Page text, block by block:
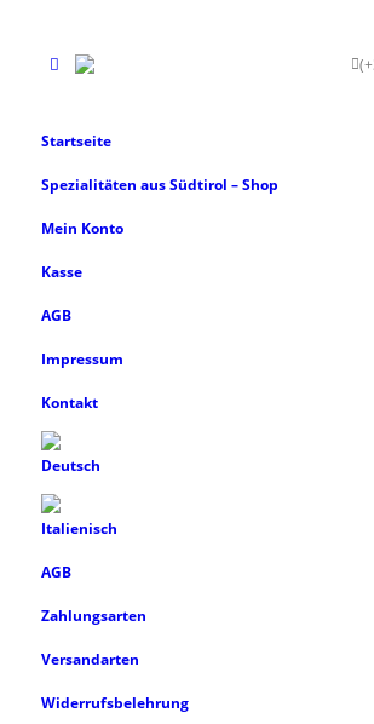
Startseite
Spezialitäten aus Südtirol – Shop
Mein Konto
Kasse
AGB
Impressum
Kontakt
AGB
Zahlungsarten
Versandarten
Widerrufsbelehrung